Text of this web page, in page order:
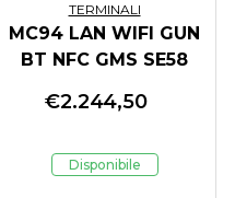
TERMINALI
MC94 LAN WIFI GUN
BT NFC GMS SE58
MC9401-0G1M6CSS-
€2.244,50
Disponibile